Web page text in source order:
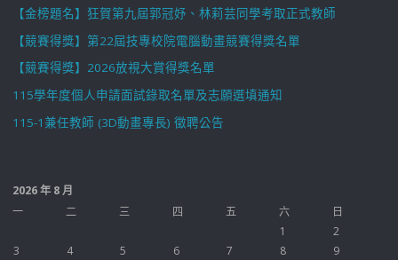
【金榜題名】狂賀第九屆郭冠妤、林莉芸同學考取正式教師
【競賽得獎】第22屆技專校院電腦動畫競賽得獎名單
【競賽得獎】2026放視大賞得獎名單
115學年度個人申請面試錄取名單及志願選填通知
115-1兼任教師 (3D動畫專長) 徵聘公告
2026 年 8 月
一
二 三 四 五 六
日
1
2
3
4 5 6 7 8
9